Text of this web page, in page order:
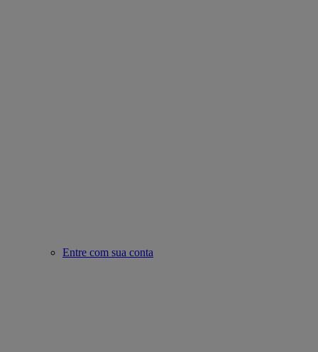
Entre com sua conta